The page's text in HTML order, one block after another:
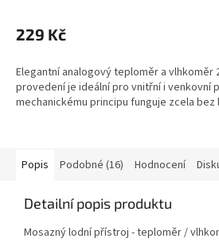
229 Kč
Elegantní analogový teploměr a vlhkoměr
provedení je ideální pro vnitřní i venkovní
mechanickému principu funguje zcela bez
Popis Podobné (16) Hodnocení
Detailní popis produktu
Mosazný lodní přístroj - teploměr /